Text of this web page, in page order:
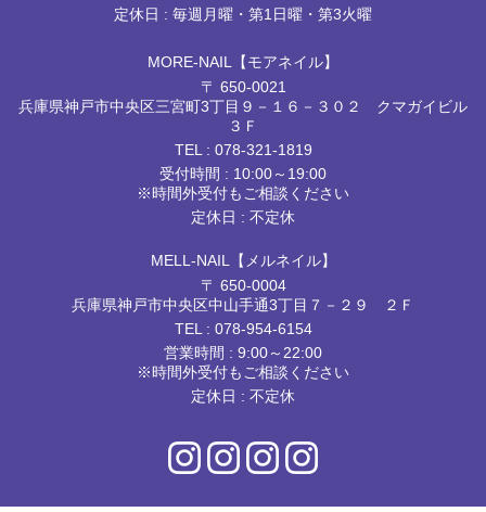
定休日 : 毎週月曜・第1日曜・第3火曜
MORE-NAIL【モアネイル】
〒 650-0021
兵庫県神戸市中央区三宮町3丁目９－１６－３０２ クマガイビル
３Ｆ
TEL : 078-321-1819
受付時間 : 10:00～19:00
※時間外受付もご相談ください
定休日 : 不定休
MELL-NAIL【メルネイル】
〒 650-0004
兵庫県神戸市中央区中山手通3丁目７－２９ ２Ｆ
TEL : 078-954-6154
営業時間 : 9:00～22:00
※時間外受付もご相談ください
定休日 : 不定休